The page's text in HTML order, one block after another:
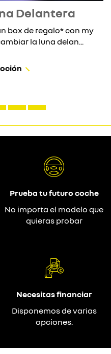
Delantera
box de regalo* con my
la luna delan...
Prueba tu futuro coche
No importa el modelo que
quieras probar
Necesitas financiar
Disponemos de varias
opciones.